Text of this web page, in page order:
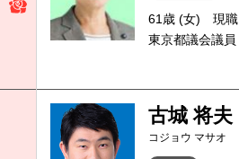
61歳 (女)
現職
東京都議会議員
古城 将夫
コジョウ マサオ